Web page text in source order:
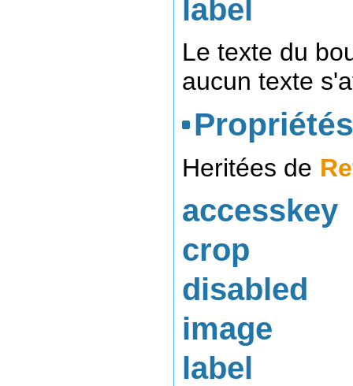
label
Le texte du
aucun texte
Heritées de
accesskey
crop
disabled
image
label